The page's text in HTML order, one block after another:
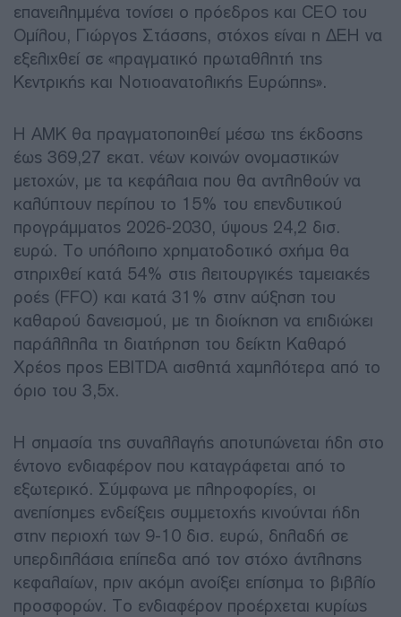
επανειλημμένα τονίσει ο πρόεδρος και CEO του
Ομίλου, Γιώργος Στάσσης, στόχος είναι η ΔΕΗ να
εξελιχθεί σε «πραγματικό πρωταθλητή της
Κεντρικής και Νοτιοανατολικής Ευρώπης».
Η ΑΜΚ θα πραγματοποιηθεί μέσω της έκδοσης
έως 369,27 εκατ. νέων κοινών ονομαστικών
μετοχών, με τα κεφάλαια που θα αντληθούν να
καλύπτουν περίπου το 15% του επενδυτικού
προγράμματος 2026-2030, ύψους 24,2 δισ.
ευρώ. Το υπόλοιπο χρηματοδοτικό σχήμα θα
στηριχθεί κατά 54% στις λειτουργικές ταμειακές
ροές (FFO) και κατά 31% στην αύξηση του
καθαρού δανεισμού, με τη διοίκηση να επιδιώκει
παράλληλα τη διατήρηση του δείκτη Καθαρό
Χρέος προς EBITDA αισθητά χαμηλότερα από το
όριο του 3,5x.
Η σημασία της συναλλαγής αποτυπώνεται ήδη στο
έντονο ενδιαφέρον που καταγράφεται από το
εξωτερικό. Σύμφωνα με πληροφορίες, οι
ανεπίσημες ενδείξεις συμμετοχής κινούνται ήδη
στην περιοχή των 9-10 δισ. ευρώ, δηλαδή σε
υπερδιπλάσια επίπεδα από τον στόχο άντλησης
κεφαλαίων, πριν ακόμη ανοίξει επίσημα το βιβλίο
προσφορών. Το ενδιαφέρον προέρχεται κυρίως